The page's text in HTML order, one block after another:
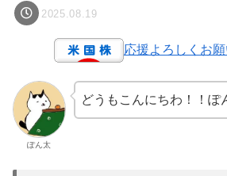
2025.08.19
応援よろしくお願
ぽん太
どうもこんにちわ！！ぽ